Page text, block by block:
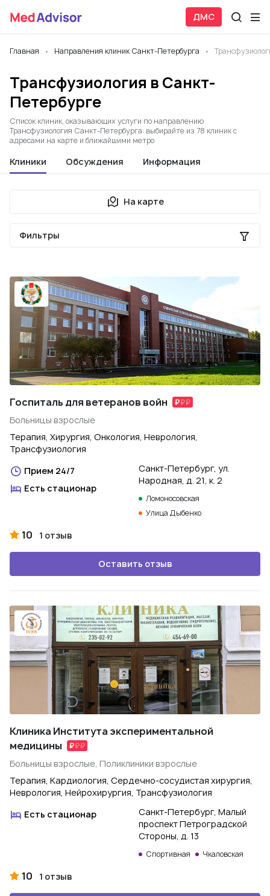
ДМС
Главная Направления клиник Санкт-Петербурга
Трансфузиология в Санкт-
Петербурге
Список клиник, оказывающих услуги по направлению
Трансфузиология Санкт-Петербурга: выбирайте из 78 клиник с
адресами на карте и ближайшими метро
Клиники Обсуждения Информация
На карте
Фильтры
Госпиталь для ветеранов войн
Больницы взрослые
Терапия, Хирургия, Онкология, Неврология,
Трансфузиология
Прием 24/7
Есть стационар
Санкт-Петербург, ул.
Народная, д. 21, к. 2
Ломоносовская
Улица Дыбенко
10 1 отзыв
Оставить отзыв
Клиника Института экспериментальной
медицины
Больницы взрослые, Поликлиники взрослые
Терапия, Кардиология, Сердечно-сосудистая хирургия,
Неврология, Нейрохирургия, Трансфузиология
Есть стационар
Санкт-Петербург, Малый
проспект Петроградской
Стороны, д. 13
Спортивная Чкаловская
10 1 отзыв